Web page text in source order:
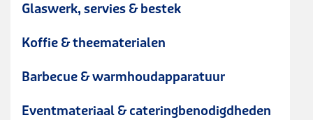
Glaswerk, servies & bestek
Koffie & theematerialen
Barbecue & warmhoudapparatuur
Eventmateriaal & cateringbenodigdheden